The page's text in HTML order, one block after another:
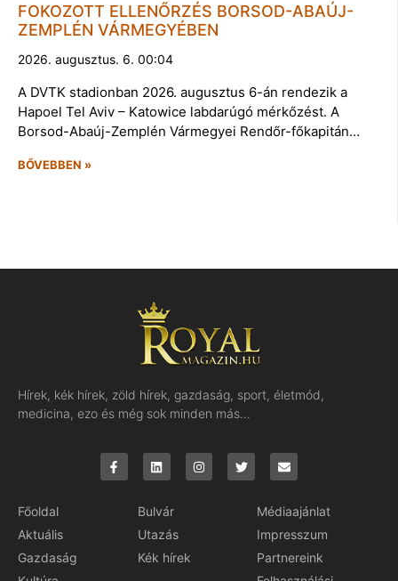
FOKOZOTT ELLENŐRZÉS BORSOD-ABAÚJ-
ZEMPLÉN VÁRMEGYÉBEN
2026. augusztus. 6. 00:04
A DVTK stadionban 2026. augusztus 6-án rendezik a
Hapoel Tel Aviv – Katowice labdarúgó mérkőzést. A
Borsod-Abaúj-Zemplén Vármegyei Rendőr-főkapitán…
BŐVEBBEN »
Hírek, kék hírek, zöld hírek, gazdaság, sport, életmód,
medicina, ezo és még sok minden más…
Főoldal
Aktuális
Gazdaság
Bulvár
Utazás
Kék hírek
Médiaajánlat
Impresszum
Partnereink